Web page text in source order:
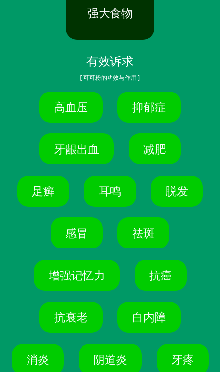
强大食物
有效诉求
[ 可可粉的功效与作用 ]
高血压 抑郁症
牙龈出血 减肥
足癣 耳鸣 脱发
感冒 祛斑
增强记忆力 抗癌
抗衰老 白内障
消炎 阴道炎 牙疼